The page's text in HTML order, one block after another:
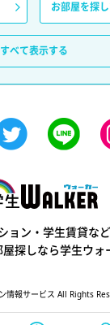
お部屋を探
すべて表示する
ョン・学生賃貸など
探しなら学生ウォ
情報サービス All Rights